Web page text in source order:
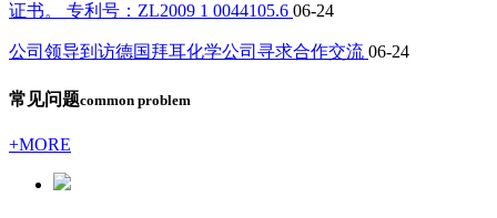
证书。 专利号：ZL2009 1 0044105.6 06-24
公司领导到访德国拜耳化学公司寻求合作交流 06-24
常见问题common problem
+MORE